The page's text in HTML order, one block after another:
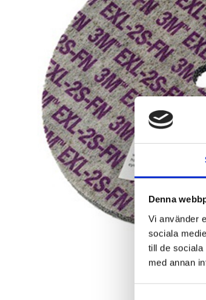
Denna
Vi använder
sociala
till de
med annan